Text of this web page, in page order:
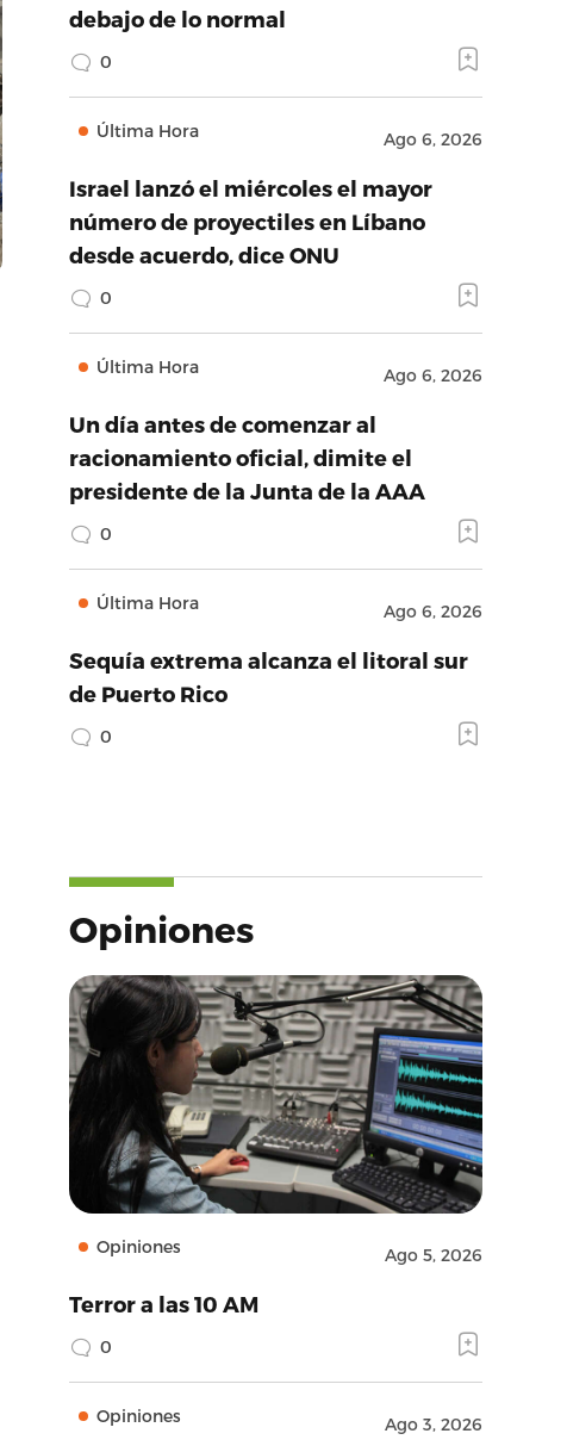
debajo de lo normal
0
Última Hora Ago 6, 2026
Israel lanzó el miércoles el mayor
número de proyectiles en Líbano
desde acuerdo, dice ONU
0
Última Hora Ago 6, 2026
Un día antes de comenzar al
racionamiento oficial, dimite el
presidente de la Junta de la AAA
0
Última Hora Ago 6, 2026
Sequía extrema alcanza el litoral sur
de Puerto Rico
0
Opiniones
Opiniones Ago 5, 2026
Terror a las 10 AM
0
Opiniones Ago 3, 2026